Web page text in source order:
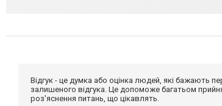
Відгук - це думка або оцінка людей, які бажають
залишеного відгука. Це допоможе багатьом
роз'яснення питань, що цікавлять.